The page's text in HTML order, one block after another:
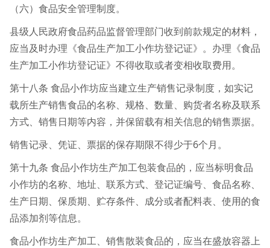
（六）食品安全管理制度。
县级人民政府食品药品监督管理部门收到前款规定的材料，
应当及时办理《食品生产加工小作坊登记证》。办理《食品
生产加工小作坊登记证》不得收取或者变相收取费用。
第十八条 食品小作坊应当建立生产销售记录制度，如实记
载所生产销售食品的名称、规格、数量、购货者名称及联系
方式、销售日期等内容，并保留载有相关信息的销售票据。
销售记录、凭证、票据的保存期限不得少于6个月。
第十九条 食品小作坊生产加工包装食品的，应当标明食品
小作坊的名称、地址、联系方式、登记证编号、食品名称、
生产日期、保质期、贮存条件、成分或者配料表、使用的食
品添加剂等信息。
食品小作坊生产加工、销售散装食品的，应当在盛放容器上